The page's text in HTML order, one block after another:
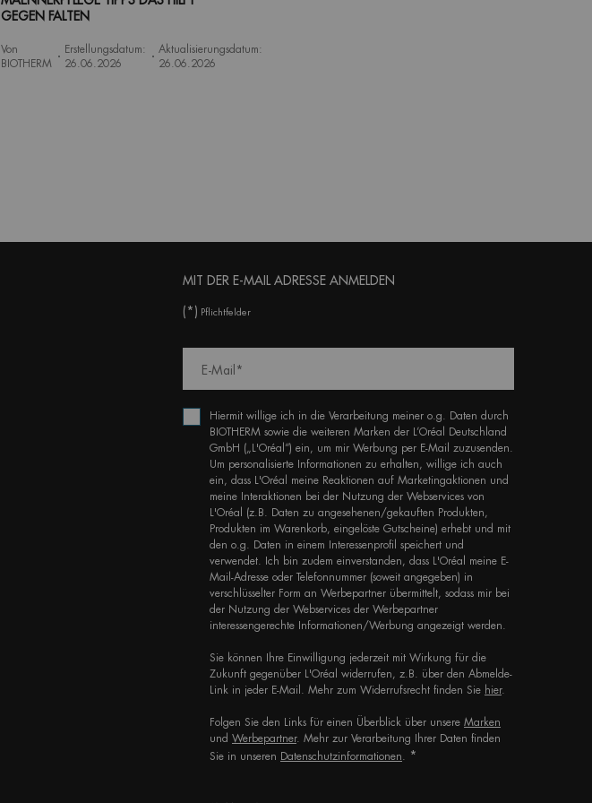
GEGEN FALTEN
Von
BIOTHERM
Erstellungsdatum:
26.06.2026
Aktualisierungsdatum:
26.06.2026
MIT DER E-MAIL ADRESSE ANMELDEN
(*) Pflichtfelder
E-Mail *
Hiermit willige ich in die Verarbeitung meiner o.g. Daten durch
BIOTHERM sowie die weiteren Marken der L’Oréal Deutschland
GmbH („L'Oréal“) ein, um mir Werbung per E-Mail zuzusenden.
Um personalisierte Informationen zu erhalten, willige ich auch
ein, dass L'Oréal meine Reaktionen auf Marketingaktionen und
meine Interaktionen bei der Nutzung der Webservices von
L'Oréal (z.B. Daten zu angesehenen/gekauften Produkten,
Produkten im Warenkorb, eingelöste Gutscheine) erhebt und mit
den o.g. Daten in einem Interessenprofil speichert und
verwendet. Ich bin zudem einverstanden, dass L'Oréal meine E-
Mail-Adresse oder Telefonnummer (soweit angegeben) in
verschlüsselter Form an Werbepartner übermittelt, sodass mir bei
der Nutzung der Webservices der Werbepartner
interessengerechte Informationen/Werbung angezeigt werden.
Sie können Ihre Einwilligung jederzeit mit Wirkung für die
Zukunft gegenüber L'Oréal widerrufen, z.B. über den Abmelde-
Link in jeder E-Mail. Mehr zum Widerrufsrecht finden Sie hier.
Folgen Sie den Links für einen Überblick über unsere Marken
und Werbepartner. Mehr zur Verarbeitung Ihrer Daten finden
Sie in unseren Datenschutzinformationen *